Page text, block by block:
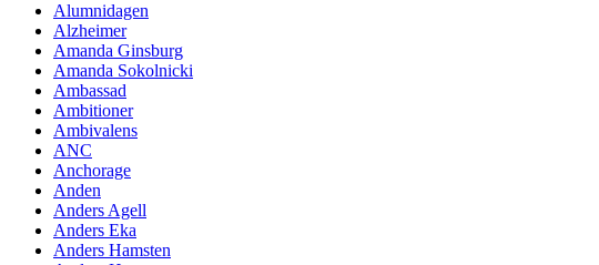
Alumnidagen
Alzheimer
Amanda Ginsburg
Amanda Sokolnicki
Ambassad
Ambitioner
Ambivalens
ANC
Anchorage
Anden
Anders Agell
Anders Eka
Anders Hamsten